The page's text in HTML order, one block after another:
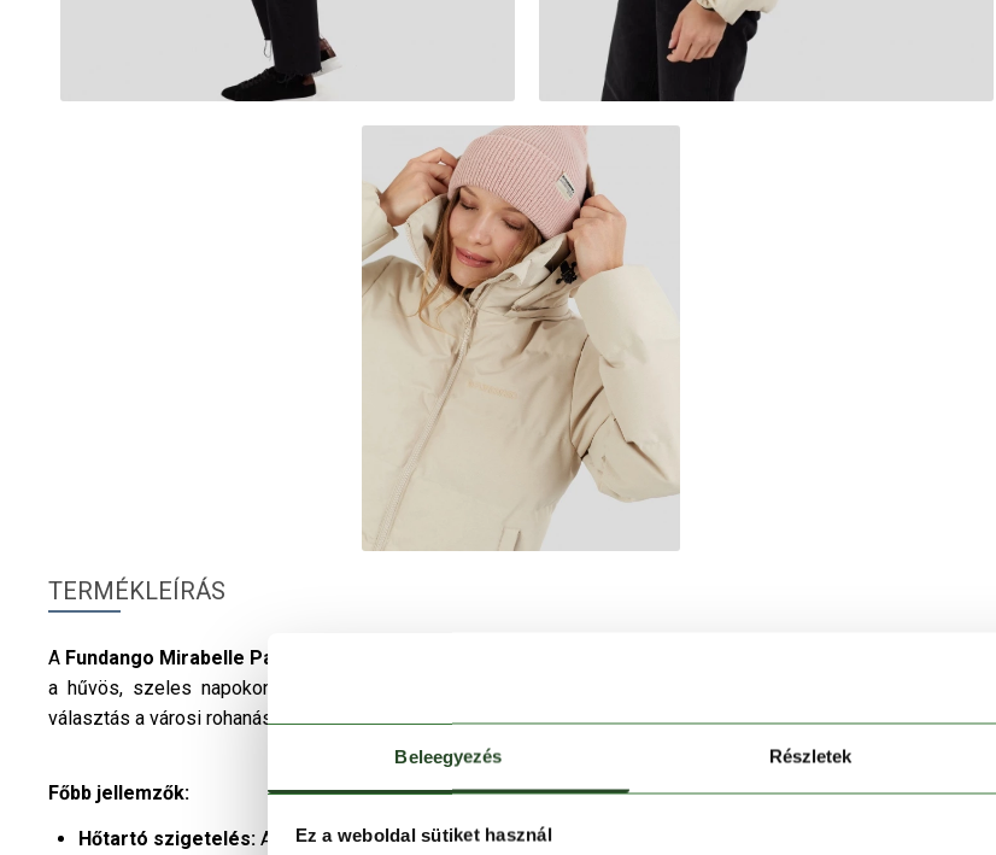
Beleegyezés Részletek
Ez a weboldal sütiket használ
TERMÉKLEÍRÁS
A Fundango Mirabelle Padded Jacket
a hűvös, szeles napokon. Laza szabása, állítható kapucnija és meleg szintetikus szigetelése révén ideális
választás a városi rohanáshoz vagy egy könnyed sétához.
Főbb jellemzők:
Hőtartó szigetelés: A szintetikus töltet bélésselyemmel kombinálva kellemes meleget biztosít a hűvösebb